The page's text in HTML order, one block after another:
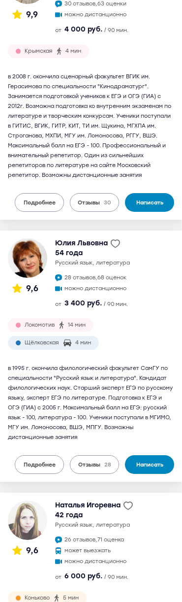
9,9
30 отзывов,63 оценки
можно дистанционно
от 4 000 руб. / 90 мин.
Крымская 4 мин
в 2008 г. окончила сценарный факультет ВГИК им.
Герасимова по специальности "Кинодраматург".
Занимается подготовкой учеников к ЕГЭ и ОГЭ (ГИА) с
2012г. Возможна подготовка ко внутренним экзаменам по
литературе и творческим конкурсам. Ученики поступали
в ГИТИС, ВГИК, ГИТР, КИТ, ТИ им. Щукина, МГХПА им.
Строганова, МХПИ, МГУ им. Ломоносова, РГГУ, ВШЭ.
Максимальный балл на ЕГЭ - 100. Профессиональный и
внимательный репетитор. Один из сильнейших
репетиторов по литературе на сайте Московский
репетитор. Возможны дистанционные занятия
Подробнее Отзывы 30 Написать
9,6
Юлия Львовна
54 года
русский язык, литература
28 отзывов,68 оценок
можно дистанционно
от 3 400 руб. / 90 мин.
Локомотив 14 мин
Щёлковская 4 мин
в 1995 г. окончила филологический факультет СамГУ по
специальности "Русский язык и литература". Кандидат
филологических наук. Старший эксперт ЕГЭ по русскому
языку, эксперт ЕГЭ по литературе. Подготовка к ЕГЭ и
ОГЭ (ГИА) с 2005 г. Максимальный балл на ЕГЭ: русский
язык - 100, литература - 100. Ученики поступали в МГИМО,
МГУ им. Ломоносова, ВШЭ, МПГУ. Возможны
дистанционные занятия
Подробнее Отзывы 28 Написать
9,6
Наталья Игоревна
42 года
русский язык, литература
26 отзывов,71 оценка
может выезжать
можно дистанционно
от 6 000 руб. / 90 мин.
Коньково 5 мин